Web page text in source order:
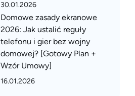
30.01.2026
Domowe zasady ekranowe
2026: Jak ustalić reguły
telefonu i gier bez wojny
domowej? [Gotowy Plan +
Wzór Umowy]
16.01.2026